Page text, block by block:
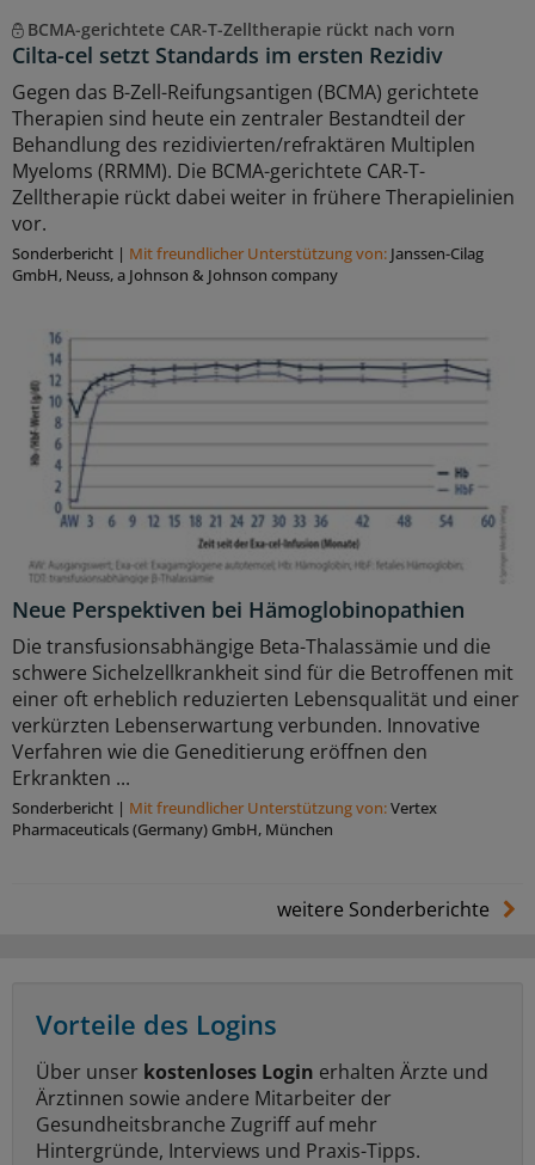
BCMA-gerichtete CAR-T-Zelltherapie rückt nach vorn
Cilta-cel setzt Standards im ersten Rezidiv
Gegen das B-Zell-Reifungsantigen (BCMA) gerichtete
Therapien sind heute ein zentraler Bestandteil der
Behandlung des rezidivierten/refraktären Multiplen
Myeloms (RRMM). Die BCMA-gerichtete CAR-T-
Zelltherapie rückt dabei weiter in frühere Therapielinien
vor.
Sonderbericht | Mit freundlicher Unterstützung von: Janssen-Cilag
GmbH, Neuss, a Johnson & Johnson company
Neue Perspektiven bei Hämoglobinopathien
Die transfusionsabhängige Beta-Thalassämie und die
schwere Sichelzellkrankheit sind für die Betroffenen mit
einer oft erheblich reduzierten Lebensqualität und einer
verkürzten Lebenserwartung verbunden. Innovative
Verfahren wie die Geneditierung eröffnen den
Erkrankten ...
Sonderbericht | Mit freundlicher Unterstützung von:Vertex
Pharmaceuticals (Germany) GmbH, München
weitere Sonderberichte
Vorteile des Logins
Über unser kostenloses Login erhalten Ärzte und
Ärztinnen sowie andere Mitarbeiter der
Gesundheitsbranche Zugriff auf mehr
Hintergründe, Interviews und Praxis-Tipps.